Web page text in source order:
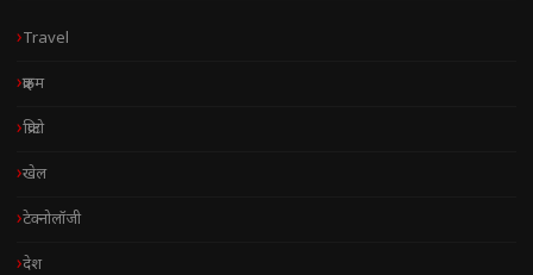
Travel
क्राइम
क्रिप्टो
खेल
टेक्नोलॉजी
देश